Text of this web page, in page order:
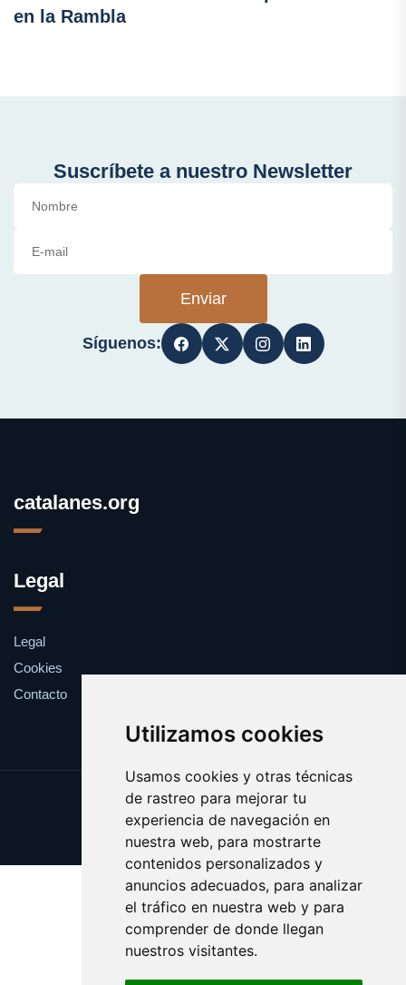
Utilizamos cookies
Usamos cookies y otras técnicas
de rastreo para mejorar tu
experiencia de navegación en
nuestra web, para mostrarte
contenidos personalizados y
anuncios adecuados, para analizar
el tráfico en nuestra web y para
comprender de donde llegan
nuestros visitantes.
en la Rambla
Suscríbete a nuestro Newsletter
Enviar
Síguenos:
catalanes.org
Legal
Legal
Cookies
Contacto
Update cookies preferences
Copyright © 2025 catalanes.org